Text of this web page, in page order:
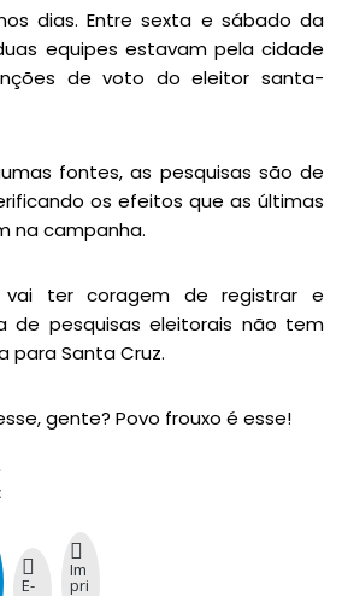
dias. Entre sexta e sábado da
equipes estavam pela cidade
de voto do eleitor santa-
fontes, as pesquisas são de
os efeitos que as últimas
na campanha.
vai ter coragem de registrar e
de pesquisas eleitorais não tem
para Santa Cruz.
gente? Povo frouxo é esse!
E-
Im
pri